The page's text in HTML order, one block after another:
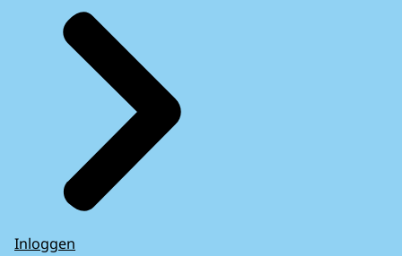
Inloggen